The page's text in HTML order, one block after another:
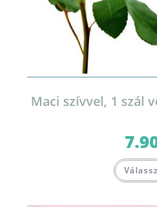
Maci szívvel, 1 szál